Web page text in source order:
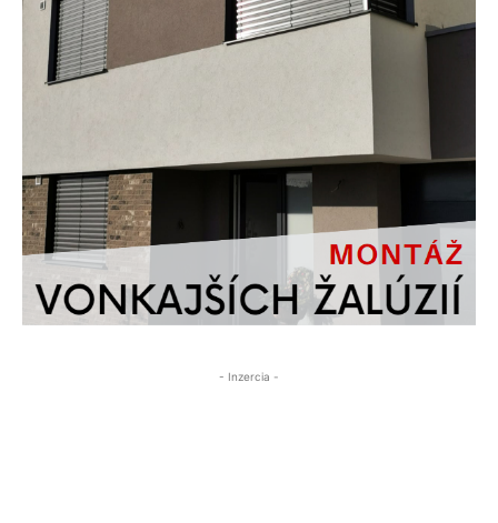
- Inzercia -